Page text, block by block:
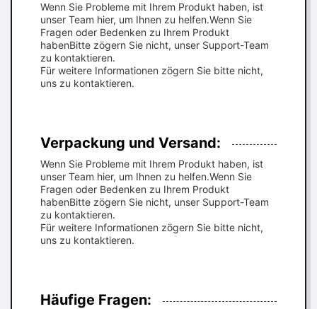
Wenn Sie Probleme mit Ihrem Produkt haben, ist
unser Team hier, um Ihnen zu helfen.Wenn Sie
Fragen oder Bedenken zu Ihrem Produkt
habenBitte zögern Sie nicht, unser Support-Team
zu kontaktieren.
Für weitere Informationen zögern Sie bitte nicht,
uns zu kontaktieren.
Verpackung und Versand:
Wenn Sie Probleme mit Ihrem Produkt haben, ist
unser Team hier, um Ihnen zu helfen.Wenn Sie
Fragen oder Bedenken zu Ihrem Produkt
habenBitte zögern Sie nicht, unser Support-Team
zu kontaktieren.
Für weitere Informationen zögern Sie bitte nicht,
uns zu kontaktieren.
Häufige Fragen: